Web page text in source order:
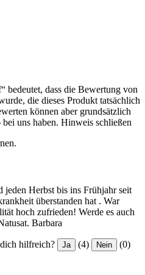
bedeutet, dass die Bewertung von
die dieses Produkt tatsächlich
können aber grundsätzlich
uns haben. Hinweis schließen
jeden Herbst bis ins Frühjahr seit
überstanden hat . War
hoch zufrieden! Werde es auch
Barbara
hilfreich? Ja (4) Nein (0)